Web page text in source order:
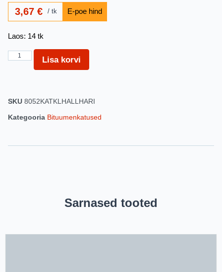
3,67€ tk
Laos: 14 tk
Lisa korvi
SKU 8052KATKLHALLHARI
Kategooria Bituumenkatused
Sarnased tooted